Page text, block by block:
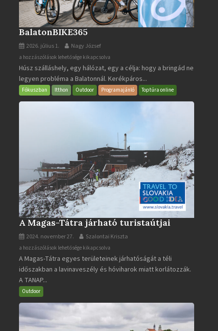
BalatonBIKE365
2026. július 1. Nagy József
BalatonBIKE365
bejegyzéshez
a hozzászólások lehetősége kikapcsolva
Húsz szálláshely, egy hálózat, egy a célja: hogy a bringád ne
legyen probléma a Balatonnál. Kerékpáros...
Fókuszban Itthon Outdoor Programajánló Toptúra online
A Magas-Tátra járható turistaútjai
2024. november 27. Szalontai Kriszta
A
Magas-
Tátra
járható
turistaútjai
bejegyzéshez
a hozzászólások lehetősége kikapcsolva
A Magas-Tátra egyes területeinek járhatóságát a téli
időszakban a lavinaveszély és hóviharok miatt korlátozzák.
A TANAP...
Outdoor